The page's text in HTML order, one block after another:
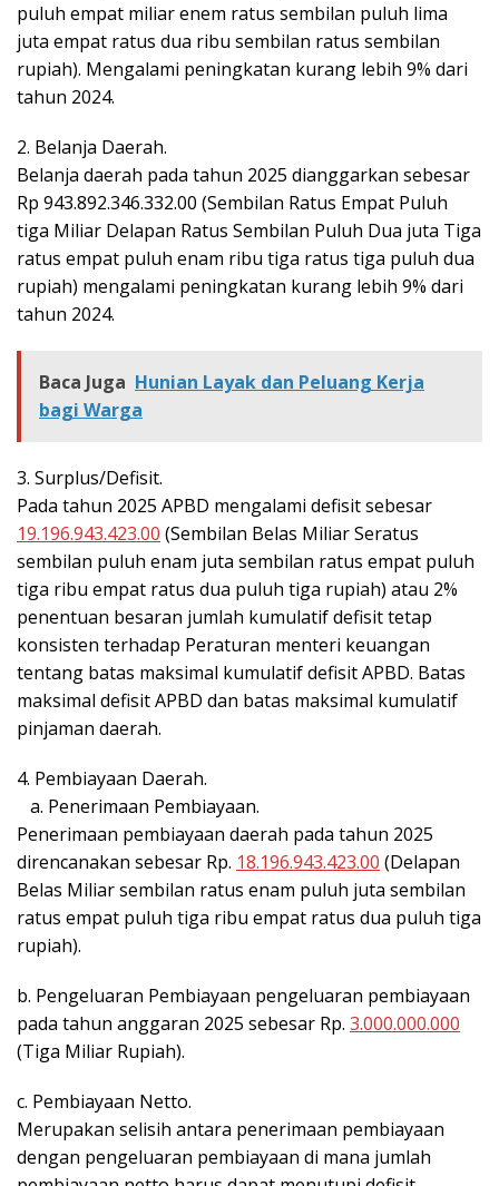
puluh empat miliar enem ratus sembilan puluh lima
juta empat ratus dua ribu sembilan ratus sembilan
rupiah). Mengalami peningkatan kurang lebih 9% dari
tahun 2024.
2. Belanja Daerah.
Belanja daerah pada tahun 2025 dianggarkan sebesar
Rp 943.892.346.332.00 (Sembilan Ratus Empat Puluh
tiga Miliar Delapan Ratus Sembilan Puluh Dua juta Tiga
ratus empat puluh enam ribu tiga ratus tiga puluh dua
rupiah) mengalami peningkatan kurang lebih 9% dari
tahun 2024.
Baca Juga Hunian Layak dan Peluang Kerja
bagi Warga
3. Surplus/Defisit.
Pada tahun 2025 APBD mengalami defisit sebesar
19.196.943.423.00 (Sembilan Belas Miliar Seratus
sembilan puluh enam juta sembilan ratus empat puluh
tiga ribu empat ratus dua puluh tiga rupiah) atau 2%
penentuan besaran jumlah kumulatif defisit tetap
konsisten terhadap Peraturan menteri keuangan
tentang batas maksimal kumulatif defisit APBD. Batas
maksimal defisit APBD dan batas maksimal kumulatif
pinjaman daerah.
4. Pembiayaan Daerah.
a. Penerimaan Pembiayaan.
Penerimaan pembiayaan daerah pada tahun 2025
direncanakan sebesar Rp. 18.196.943.423.00 (Delapan
Belas Miliar sembilan ratus enam puluh juta sembilan
ratus empat puluh tiga ribu empat ratus dua puluh tiga
rupiah).
b. Pengeluaran Pembiayaan pengeluaran pembiayaan
pada tahun anggaran 2025 sebesar Rp. 3.000.000.000
(Tiga Miliar Rupiah).
c. Pembiayaan Netto.
Merupakan selisih antara penerimaan pembiayaan
dengan pengeluaran pembiayaan di mana jumlah